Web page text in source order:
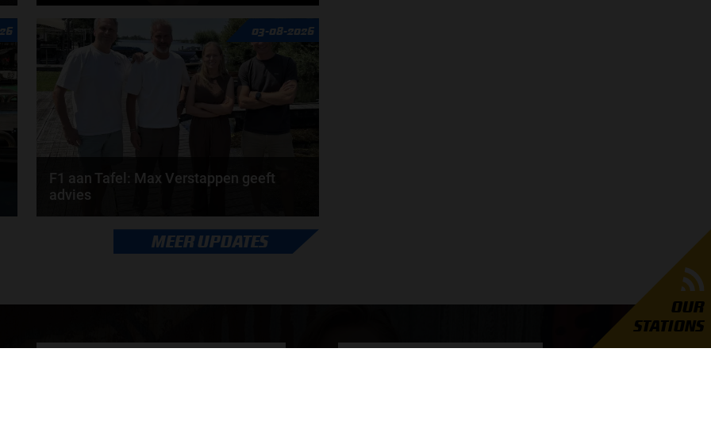
OUR
STATIONS
Rob van Someren, Beitske Visser en Frans
Verschuur schuiven aan in de nieuwe F1 aan Tafel.
Iedere...
door
03-08-2026
F1 aan Tafel: Max Verstappen geeft
advies
Max Verstappen adviseert Red Bull. Gaat George
Russell weg bij Mercedes? En moet de budgetcap...
MEER UPDATES